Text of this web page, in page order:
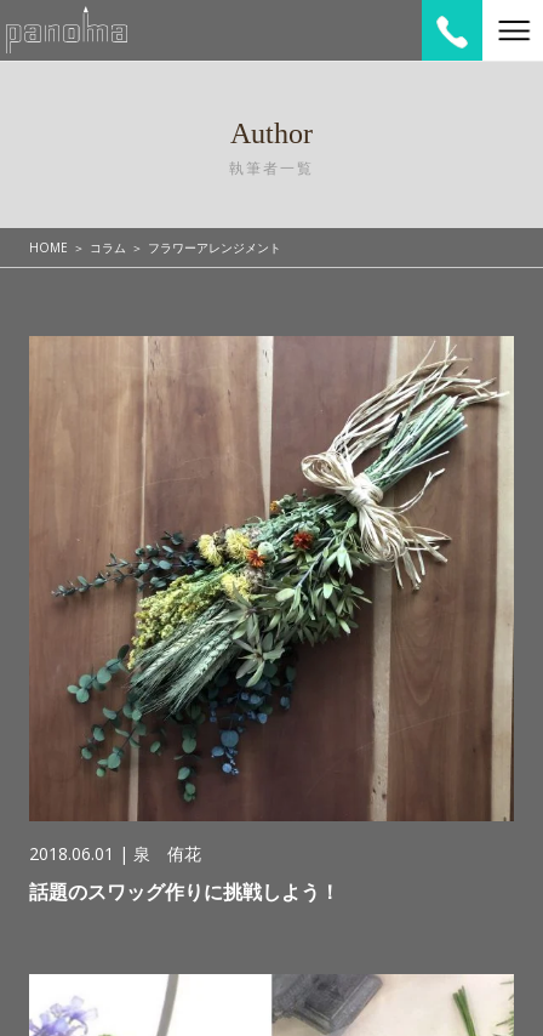
Author
執筆者一覧
HOME コラム フラワーアレンジメント
2018.06.01 | 泉 侑花
話題のスワッグ作りに挑戦しよう！